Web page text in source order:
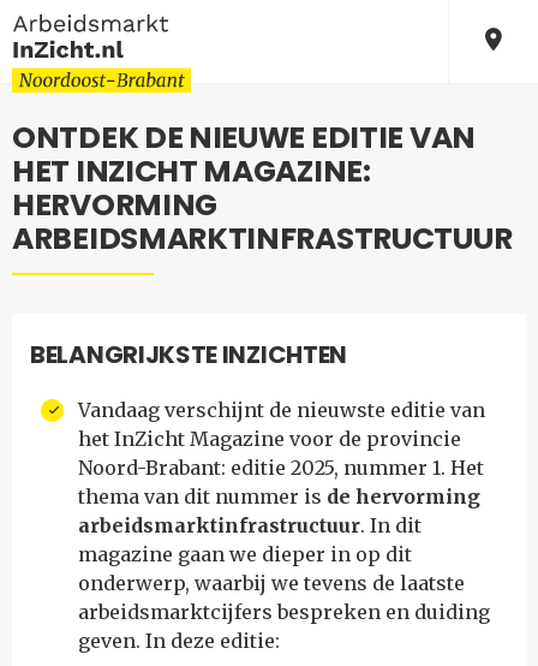
ONTDEK DE NIEUWE EDITIE VAN
HET INZICHT MAGAZINE:
HERVORMING
ARBEIDSMARKTINFRASTRUCTUUR
BELANGRIJKSTE INZICHTEN
Vandaag verschijnt de nieuwste editie van
het InZicht Magazine voor de provincie
Noord-Brabant: editie 2025, nummer 1. Het
thema van dit nummer is de hervorming
arbeidsmarktinfrastructuur. In dit
magazine gaan we dieper in op dit
onderwerp, waarbij we tevens de laatste
arbeidsmarktcijfers bespreken en duiding
geven. In deze editie: